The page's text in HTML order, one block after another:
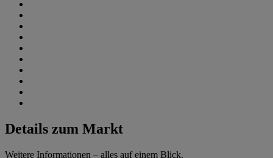
Details zum Markt
Weitere Informationen – alles auf einem Blick.